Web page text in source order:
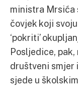
ministra Mrsića
čovjek koji
‘pokriti’
Posljedice,
društveni smjer
sjede u